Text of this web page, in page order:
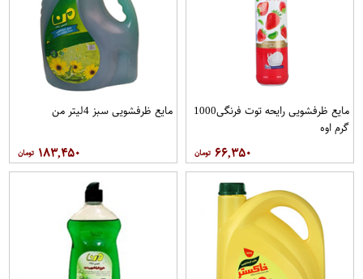
مایع ظرفشویی رایحه توت فرنگی1000
گرم اوه
۶۶,۳۵۰
مایع ظرفشویی سبز 4لیتر من
۱۸۳,۴۵۰